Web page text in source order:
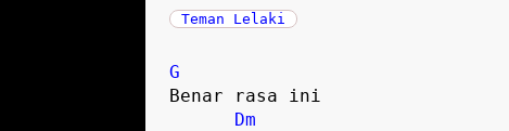
Teman Lelaki
G
Benar rasa ini
Dm